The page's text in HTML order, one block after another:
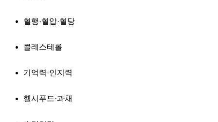
혈행·혈압·혈당
콜레스테롤
기억력·인지력
헬시푸드·과채